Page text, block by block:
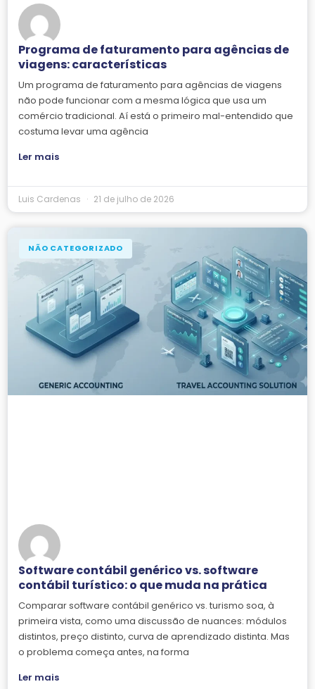
Programa de faturamento para agências de
viagens: características
Um programa de faturamento para agências de viagens
não pode funcionar com a mesma lógica que usa um
comércio tradicional. Aí está o primeiro mal-entendido que
costuma levar uma agência
Ler mais
Luis Cardenas 21 de julho de 2026
NÃO CATEGORIZADO
Software contábil genérico vs. software
contábil turístico: o que muda na prática
Comparar software contábil genérico vs. turismo soa, à
primeira vista, como uma discussão de nuances: módulos
distintos, preço distinto, curva de aprendizado distinta. Mas
o problema começa antes, na forma
Ler mais